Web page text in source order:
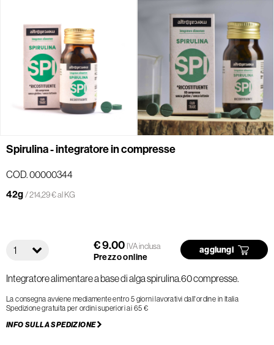
Spirulina - integratore in compresse
COD. 00000344
42g/ 214,29 € al KG
1 € 9.00 IVA inclusa
Prezzo online
aggiungi
Integratore alimentare a base di alga spirulina.60 compresse.
La consegna avviene mediamente entro 5 giorni lavorativi dall'ordine in Italia
Spedizione gratuita per ordini superiori ai 65 €
INFO SULLA SPEDIZIONE